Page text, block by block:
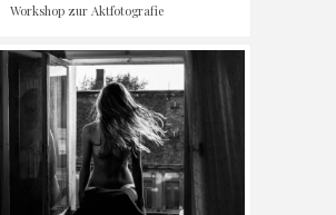
Workshop zur Aktfotografie